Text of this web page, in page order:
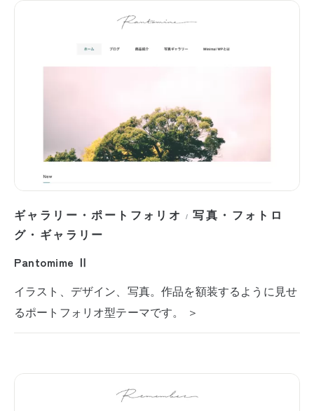
ギャラリー・ポートフォリオ /写真・フォトロ
グ・ギャラリー
Pantomime Ⅱ
イラスト、デザイン、写真。作品を額装するように見せ
るポートフォリオ型テーマです。 ＞